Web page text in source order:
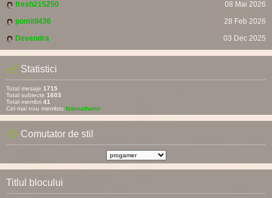
fresh215250
08 Mai 2026
pomitil436
28 Feb 2026
Devendra
03 Dec 2025
Statistici
Total mesaje 1715
Total subiecte 1603
Total membri 41
Cel mai nou membru fatimathahir
Comutator de stil
Titlul blocului